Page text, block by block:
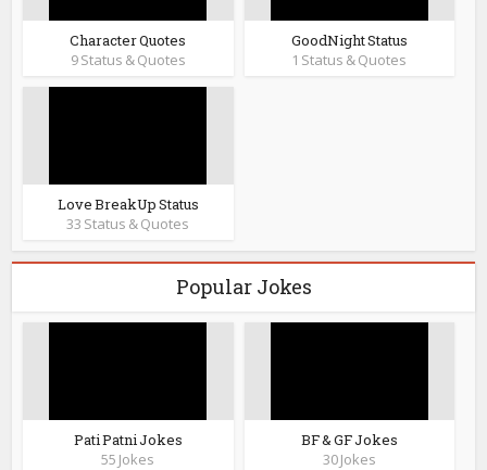
Character Quotes
9 Status & Quotes
GoodNight Status
1 Status & Quotes
Love BreakUp Status
33 Status & Quotes
Popular Jokes
Pati Patni Jokes
55 Jokes
BF & GF Jokes
30 Jokes